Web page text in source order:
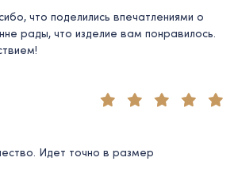
что поделились впечатлениями о
рады, что изделие вам понравилось.
Идет точно в размер